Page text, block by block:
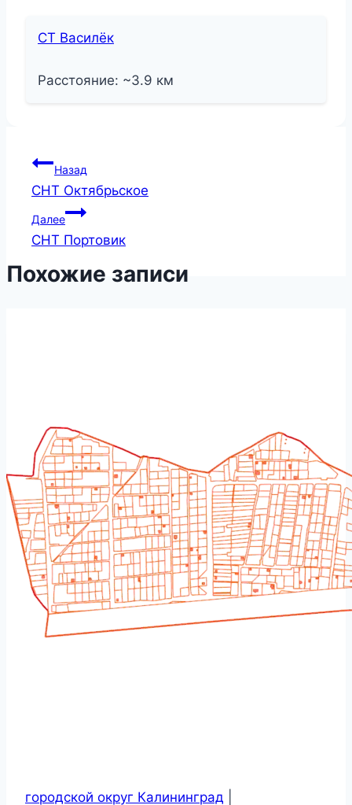
СТ Василёк
Расстояние: ~3.9 км
Навигация
по
записям
Назад
СНТ Октябрьское
Далее
СНТ Портовик
Похожие записи
городской округ Калининград